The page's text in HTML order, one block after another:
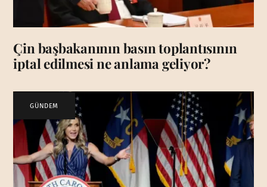
Çin başbakanının basın toplantısının
iptal edilmesi ne anlama geliyor?
GÜNDEM